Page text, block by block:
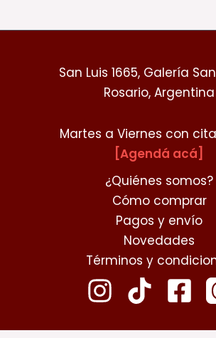
San Luis 1665, Galería
Rosario, Argentina
Martes a Viernes con
[Agendá acá]
¿Quiénes somos?
Cómo comprar
Pagos y envío
Novedades
Términos y